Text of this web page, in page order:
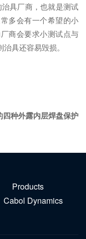
具厂商，也就是测试
多会有一个希望的小
商会要求小测试点与
具还容易毁损。
四种外露内层焊盘保护
Products
Cabol Dynamics